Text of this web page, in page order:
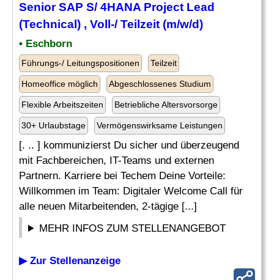
Senior SAP S/ 4HANA Project Lead
(Technical) , Voll-/ Teilzeit (m/w/d)
• Eschborn
Führungs-/ Leitungspositionen Teilzeit
Homeoffice möglich Abgeschlossenes Studium
Flexible Arbeitszeiten Betriebliche Altersvorsorge
30+ Urlaubstage Vermögenswirksame Leistungen
[. .. ] kommunizierst Du sicher und überzeugend
mit Fachbereichen, IT-Teams und externen
Partnern. Karriere bei Techem Deine Vorteile:
Willkommen im Team: Digitaler Welcome Call für
alle neuen Mitarbeitenden, 2-tägige [...]
MEHR INFOS ZUM STELLENANGEBOT
▶ Zur Stellenanzeige